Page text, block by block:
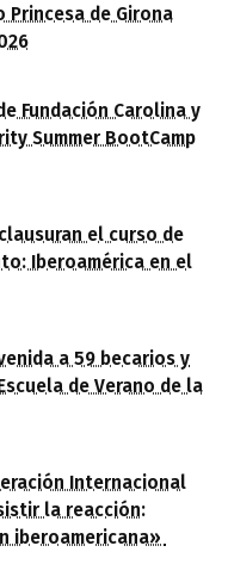
Princesa de Girona
Fundación Carolina y
Summer BootCamp
el curso de
Iberoamérica en el
a 59 becarios y
de Verano de la
Internacional
la reacción:
iberoamericana»